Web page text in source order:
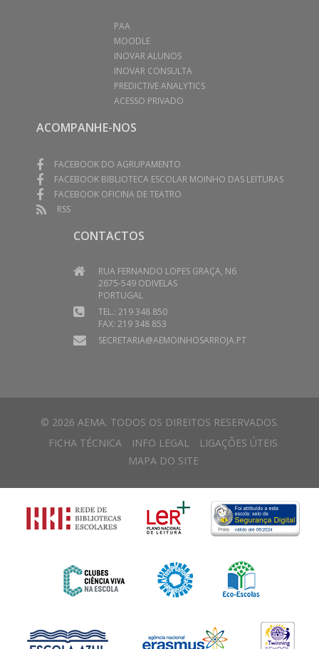
PAA
MOODLE
INOVAR ALUNOS
INOVAR CONSULTA
PREDICTIVE ANALYTICS
ACESSO PRIVADO
ACOMPANHE-NOS
FACEBOOK DO AGRUPAMENTO
FACEBOOK BIBLIOTECA ESCOLAR MOINHO DAS LEITURAS
FACEBOOK OFICINA DE TEATRO
RSS
CONTACTOS
RUA FERNANDO LOPES GRAÇA, N6
2675-549 ODIVELAS
PORTUGAL
TEL.: 219 348 850
FAX: 219 348 853
SECRETARIA@AEMOINHOSARROJA.PT
© 2026 AEMA. TODOS OS DIREITOS RESERVADOS.
FICHA TÉCNICA
INFO LEGAL
LIGAÇÕES ÚTEIS
MAPA DO SITE